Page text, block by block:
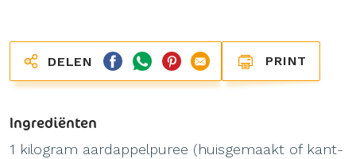
DELEN PRINT
Ingrediënten
1 kilogram aardappelpuree (huisgemaakt of kant-